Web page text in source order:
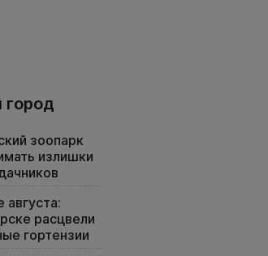
зоопарк
излишки
августа:
расцвели
гортензии